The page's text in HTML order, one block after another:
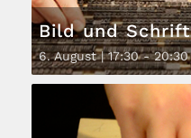
Bild und Schrift
6. August | 17:30-20:30